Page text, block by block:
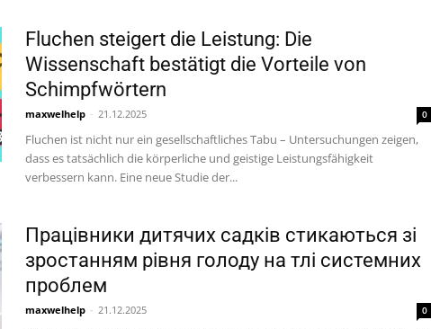
Fluchen steigert die Leistung: Die
Wissenschaft bestätigt die Vorteile von
Schimpfwörtern
maxwelhelp - 21.12.2025 0
Fluchen ist nicht nur ein gesellschaftliches Tabu – Untersuchungen zeigen,
dass es tatsächlich die körperliche und geistige Leistungsfähigkeit
verbessern kann. Eine neue Studie der...
Працівники дитячих садків стикаються зі
зростанням рівня голоду на тлі системних
проблем
maxwelhelp - 21.12.2025 0